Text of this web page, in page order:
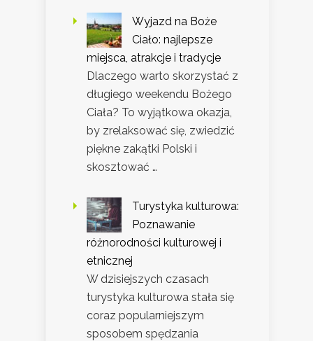
Wyjazd na Boże
Ciało: najlepsze
miejsca, atrakcje i tradycje
Dlaczego warto skorzystać z
długiego weekendu Bożego
Ciała? To wyjątkowa okazja,
by zrelaksować się, zwiedzić
piękne zakątki Polski i
skosztować …
Turystyka kulturowa:
Poznawanie
różnorodności kulturowej i
etnicznej
W dzisiejszych czasach
turystyka kulturowa stała się
coraz popularniejszym
sposobem spędzania